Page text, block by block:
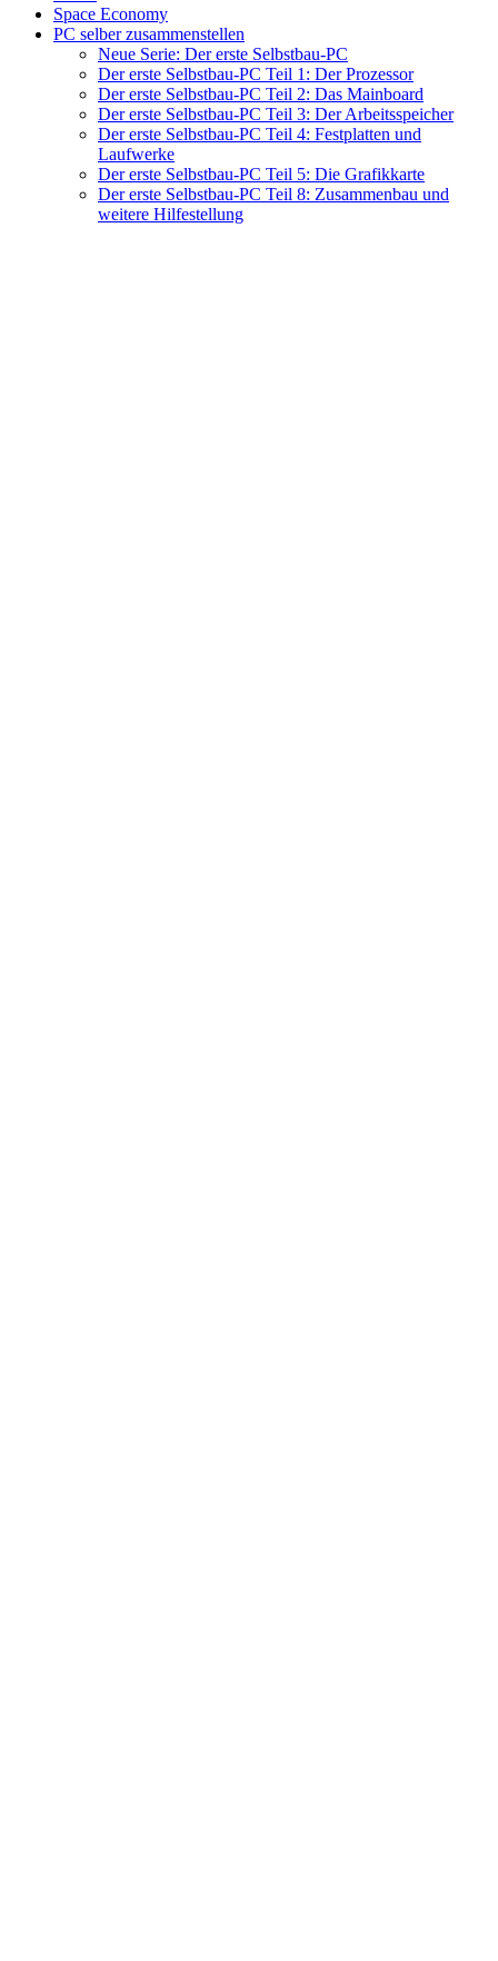
Space Economy
PC selber zusammenstellen
Neue Serie: Der erste Selbstbau-PC
Der erste Selbstbau-PC Teil 1: Der Prozessor
Der erste Selbstbau-PC Teil 2: Das Mainboard
Der erste Selbstbau-PC Teil 3: Der Arbeitsspeicher
Der erste Selbstbau-PC Teil 4: Festplatten und
Laufwerke
Der erste Selbstbau-PC Teil 5: Die Grafikkarte
Der erste Selbstbau-PC Teil 8: Zusammenbau und
weitere Hilfestellung